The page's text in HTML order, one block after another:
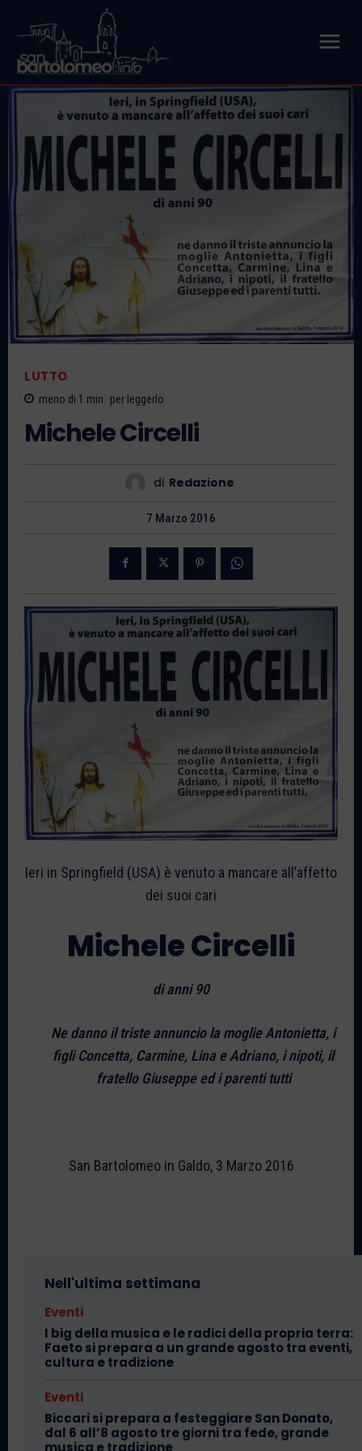
LUTTO
meno di 1 min. per leggerlo
Michele Circelli
di Redazione
7 Marzo 2016
Ieri in Springfield (USA) è venuto a mancare all’affetto
dei suoi cari
Michele Circelli
di anni 90
Ne danno il triste annuncio la moglie Antonietta, i
figli Concetta, Carmine, Lina e Adriano, i nipoti, il
fratello Giuseppe ed i parenti tutti
San Bartolomeo in Galdo, 3 Marzo 2016
Nell'ultima settimana
Eventi
I big della musica e le radici della propria terra:
Faeto si prepara a un grande agosto tra eventi,
cultura e tradizione
Eventi
Biccari si prepara a festeggiare San Donato,
dal 6 all’8 agosto tre giorni tra fede, grande